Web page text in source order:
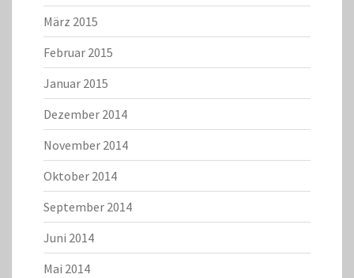
März 2015
Februar 2015
Januar 2015
Dezember 2014
November 2014
Oktober 2014
September 2014
Juni 2014
Mai 2014